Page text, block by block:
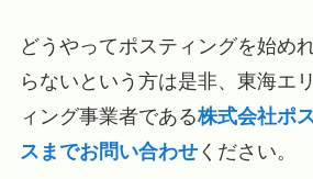
どうやってポスティングを始め
らないという方は是非、東海エ
ィング事業者である株式会社ポ
スまでお問い合わせください。